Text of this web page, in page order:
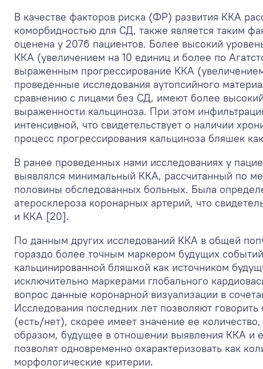
В качестве факторов риска (ФР) развития ККА
коморбидностью для СД, также является таким
оценена у 2076 пациентов. Более высокий
ККА (увеличением на 10 единиц и более по
выраженным прогрессирование ККА
проведенные исследования аутопсийного
сравнению с лицами без СД, имеют более
выраженности кальциноза. При этом
интенсивной, что свидетельствует о наличии
процесс прогрессирования кальциноза бляшек
В ранее проведенных нами исследованиях у
выявлялся минимальный ККА, рассчитанный по
половины обследованных больных. Была
атеросклероза коронарных артерий, что
и ККА [20].
По данным других исследований ККА в общей
гораздо более точным маркером будущих
кальцинированной бляшкой как источником
исключительно маркерами глобального
вопрос данные коронарной визуализации в
Исследования последних лет позволяют
(есть/нет), скорее имеет значение ее
образом, будущее в отношении выявления ККА и
позволят одновременно охарактеризовать как
морфологические критерии.